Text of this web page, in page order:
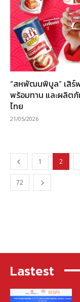
“สหพัฒนพิบูล” เสิร์
พร้อมทาน และผลิต
ไทย
21/05/2026
1 2
72
Lastest